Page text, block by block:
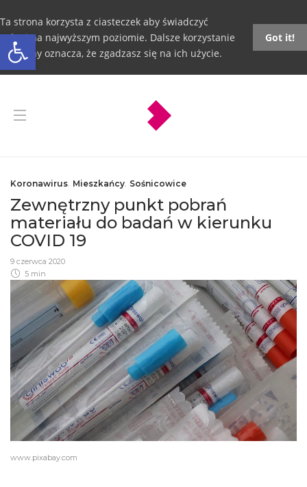
Otwórz pasek narzędzi
Ta strona korzysta z ciasteczek aby świadczyć
usługi na najwyższym poziomie. Dalsze korzystanie
ze strony oznacza, że zgadzasz się na ich użycie.
Got it!
Koronawirus, Mieszkańcy, Sośnicowice
Zewnętrzny punkt pobrań
materiału do badań w kierunku
COVID 19
9 czerwca 2020
5 min
www.pixabay.com